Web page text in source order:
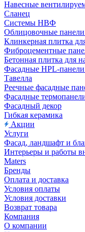
Навесные
Сланец
Системы НВФ
Облицовочные панели
Клинкерная плитка
Фиброцементные
Бетонная плитка для
Фасадные HPL-панели
Тавелла
Реечные фасадные
Фасадные
Фасадный декор
Гибкая керамика
Акции
Услуги
Фасад, ландшафт и
Интерьеры и работы
Maters
Бренды
Оплата и доставка
Условия оплаты
Условия доставки
Возврат товара
Компания
О компании